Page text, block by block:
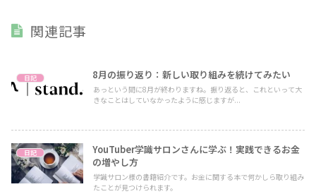
関連記事
日記 8月の振り返り：新しい取り組みを続けてみたい
あっという間に8月が終わりますね。振り返ると、これといって大
きなことはしていなかったように感じますが...
日記
YouTuber学識サロンさんに学ぶ！実践できるお金
の増やし方
学識サロン様の書籍紹介です。お金に関する本で何かしら取り組み
たことが見つけられます。